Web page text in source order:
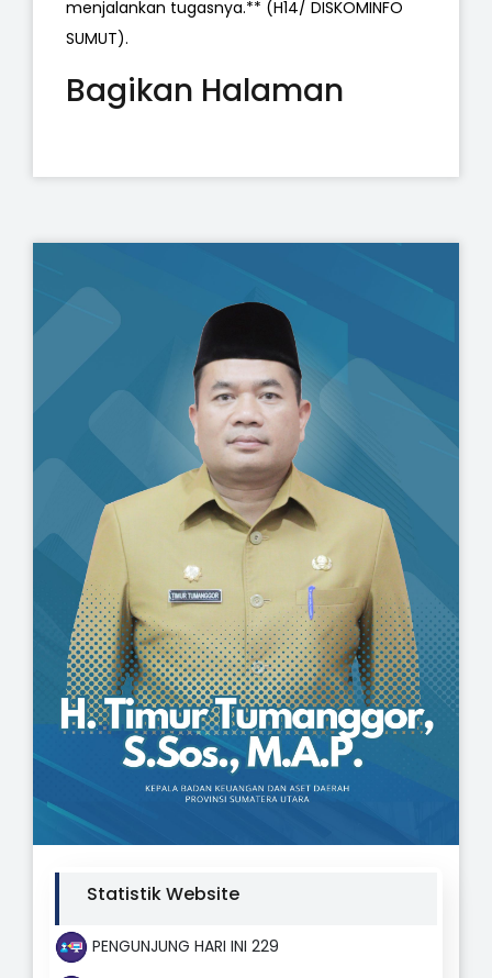
menjalankan tugasnya.** (H14/ DISKOMINFO
SUMUT).
Bagikan Halaman
Statistik Website
PENGUNJUNG HARI INI 229